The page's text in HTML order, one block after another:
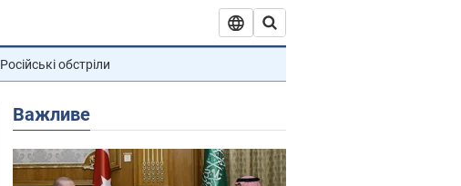
Російські обстріли
Важливе